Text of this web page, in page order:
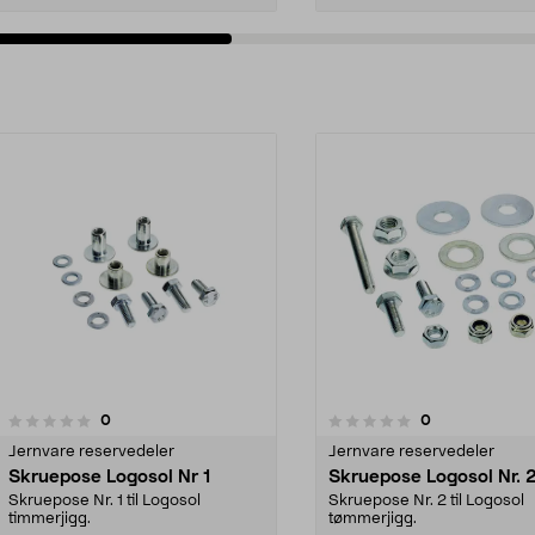
0anmeldelser
Jernvare reservedeler
Skruepose Logosol Nr 1
Skruepose Nr. 1 til Logosol
timmerjigg.
0.0 av 5 stjerner 0anmeldelser
Jernvare reservedeler
Skruepose Logosol Nr.
Skruepose Nr. 2 til Logosol
tømmerjigg.
0.0 av 5 stjerner